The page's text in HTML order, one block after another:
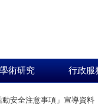
學術研究 行政服
安全注意事項」宣導資料